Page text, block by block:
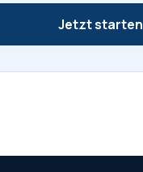
Jetzt starten